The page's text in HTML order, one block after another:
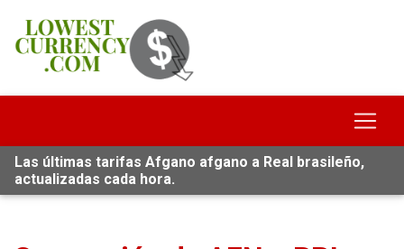
Las últimas tarifas Afgano afgano a Real brasileño,
actualizadas cada hora.